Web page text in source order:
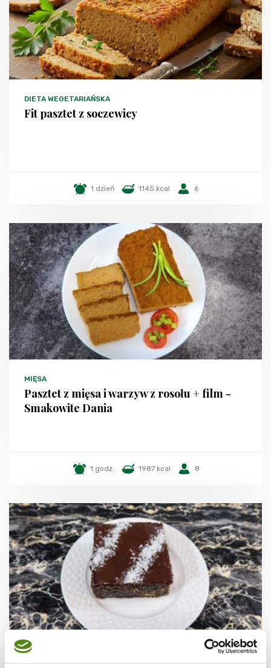
DIETA WEGETARIAŃSKA
Fit pasztet z soczewicy
1 dzień 1145 kcal 6
MIĘSA
Pasztet z mięsa i warzyw z rosołu + film -
Smakowite Dania
1 godz. 1987 kcal 8